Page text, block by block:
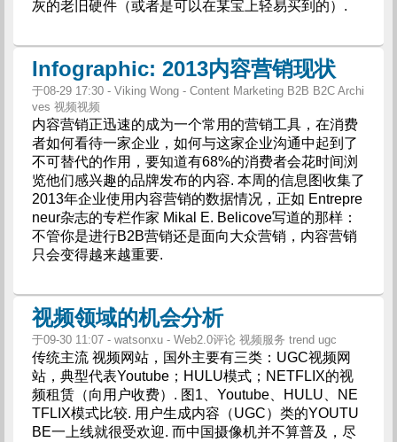
灰的老旧硬件（或者是可以在某宝上轻易买到的）.
Infographic: 2013内容营销现状
于08-29 17:30 - Viking Wong - Content Marketing B2B B2C Archi
ves 视频视频
内容营销正迅速的成为一个常用的营销工具，在消费
者如何看待一家企业，如何与这家企业沟通中起到了
不可替代的作用，要知道有68%的消费者会花时间浏
览他们感兴趣的品牌发布的内容. 本周的信息图收集了
2013年企业使用内容营销的数据情况，正如 Entrepre
neur杂志的专栏作家 Mikal E. Belicove写道的那样：
不管你是进行B2B营销还是面向大众营销，内容营销
只会变得越来越重要.
视频领域的机会分析
于09-30 11:07 - watsonxu - Web2.0评论 视频服务 trend ugc
传统主流 视频网站，国外主要有三类：UGC视频网
站，典型代表Youtube；HULU模式；NETFLIX的视
频租赁（向用户收费）. 图1、Youtube、HULU、NE
TFLIX模式比较. 用户生成内容（UGC）类的YOUTU
BE一上线就很受欢迎. 而中国摄像机并不算普及，尽